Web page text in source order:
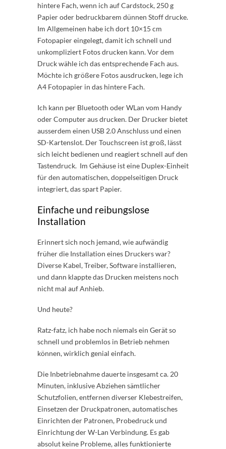
hintere Fach, wenn ich auf Cardstock, 250 g
Papier oder bedruckbarem dünnen Stoff drucke.
Im Allgemeinen habe ich dort 10×15 cm
Fotopapier eingelegt, damit ich schnell und
unkompliziert Fotos drucken kann. Vor dem
Druck wähle ich das entsprechende Fach aus.
Möchte ich größere Fotos ausdrucken, lege ich
A4 Fotopapier in das hintere Fach.
Ich kann per Bluetooth oder WLan vom Handy
oder Computer aus drucken. Der Drucker bietet
ausserdem einen USB 2.0 Anschluss und einen
SD-Kartenslot. Der Touchscreen ist groß, lässt
sich leicht bedienen und reagiert schnell auf den
Tastendruck. Im Gehäuse ist eine Duplex-Einheit
für den automatischen, doppelseitigen Druck
integriert, das spart Papier.
Einfache und reibungslose
Installation
Erinnert sich noch jemand, wie aufwändig
früher die Installation eines Druckers war?
Diverse Kabel, Treiber, Software installieren,
und dann klappte das Drucken meistens noch
nicht mal auf Anhieb.
Und heute?
Ratz-fatz, ich habe noch niemals ein Gerät so
schnell und problemlos in Betrieb nehmen
können, wirklich genial einfach.
Die Inbetriebnahme dauerte insgesamt ca. 20
Minuten, inklusive Abziehen sämtlicher
Schutzfolien, entfernen diverser Klebestreifen,
Einsetzen der Druckpatronen, automatisches
Einrichten der Patronen, Probedruck und
Einrichtung der W-Lan Verbindung. Es gab
absolut keine Probleme, alles funktionierte